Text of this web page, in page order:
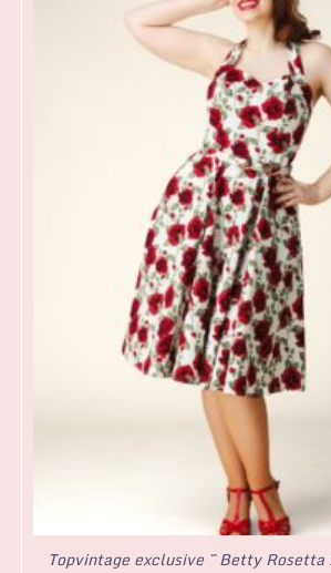
Topvintage exclusive ~ Betty